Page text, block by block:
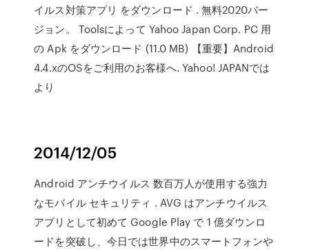
イルス対策アプリ をダウンロード . 無料2020バー
ジョン。 Toolsによって Yahoo Japan Corp. PC 用
の Apk をダウンロード (11.0 MB) 【重要】Android
4.4.xのOSをご利用のお客様へ. Yahoo! JAPANでは
より
2014/12/05
Android アンチウイルス 数百万人が使用する強力
なモバイル セキュリティ . AVG はアンチウイルス
アプリとして初めて Google Play で 1 億ダウンロ
ードを突破し、今日では世界中のスマートフォンや